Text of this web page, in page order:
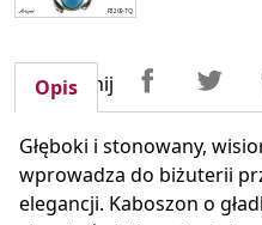
Udostępnij
Opis
Głęboki i stonowany,
wprowadza do biżuterii
elegancji. Kaboszon o